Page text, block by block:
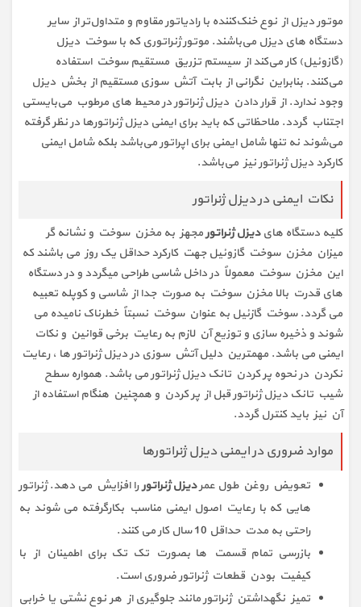
موتور دیزل از نوع خنک‌کننده با رادیاتور مقاوم و متداول‌تر از سایر
دستگاه های دیزل می‌باشند. موتور ژنراتوری که با سوخت دیزل
(گازوئیل) کار می‌کند از سیستم تزریق مستقیم سوخت استفاده
می‌کنند. بنابراین نگرانی از بابت آتش سوزی مستقیم از بخش دیزل
وجود ندارد. از قرار دادن دیزل ژنراتور در محیط های مرطوب می‌بایستی
اجتناب گردد. ملاحظاتی که باید برای ایمنی دیزل ژنراتورها در نظر گرفته
می‌شوند نه تنها شامل ایمنی برای اپراتور می‌باشد بلکه شامل ایمنی
کارکرد دیزل ژنراتور نیز می‌باشد.
نکات ایمنی در دیزل ژنراتور
کلیه دستگاه هایدیزل ژنراتورمجهز به مخزن سوخت و نشانه گر
میزان مخزن سوخت گازوئیل جهت کارکرد حداقل یک روز می باشند که
این مخزن سوخت معمولاً در داخل شاسی طراحی میگردد و در دستگاه
های قدرت بالا مخزن سوخت به صورت جدا از شاسی و کوپله تعبیه
می گردد. سوخت گازئیل به عنوان سوخت نسبتاً خطرناک نامیده می
شوند و ذخیره سازی و توزیع آن لازم به رعایت برخی قوانین و نکات
ایمنی می باشد. مهمترین دلیل آتش سوزی در دیزل ژنراتور ها ، رعایت
نکردن در نحوه پر کردن تانک دیزل ژنراتور می باشد. همواره سطح
شیب تانک دیزل ژنراتور قبل از پر کردن و همچنین هنگام استفاده از
آن نیز باید کنترل گردد.
موارد ضروری در ایمنی دیزل ژنراتورها
تعویض روغن طول عمردیزل ژنراتوررا افزایش می دهد. ژنراتور
هایی که با رعایت اصول ایمنی مناسب بکارگرفته می شوند به
راحتی به مدت حداقل 10 سال کار می کنند.
بازرسی تمام قسمت ها بصورت تک تک برای اطمینان از با
کیفیت بودن قطعات ژنراتور ضروری است.
تمیز نگهداشتن ژنراتور مانند جلوگیری از هر نوع نشتی یا خرابی